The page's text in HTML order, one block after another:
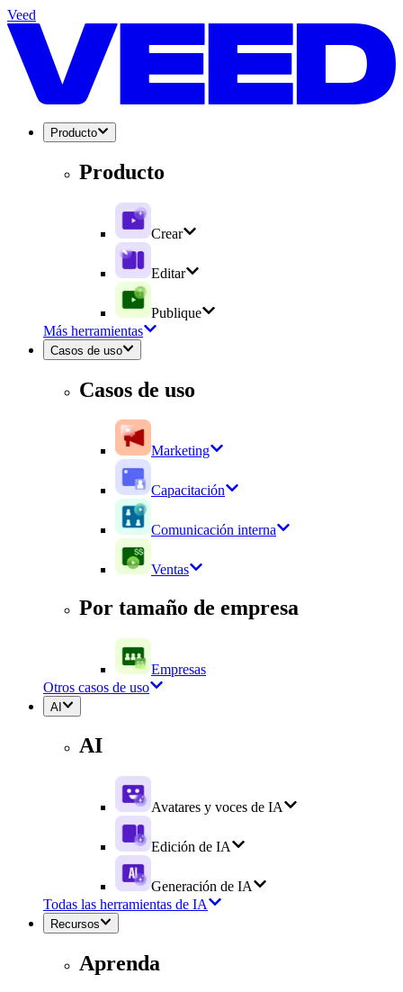
Veed
Producto
Producto
Crear
Editar
Publique
Más herramientas
Casos de uso
Casos de uso
Marketing
Capacitación
Comunicación interna
Ventas
Por tamaño de empresa
Empresas
Otros casos de uso
AI
AI
Avatares y voces de IA
Edición de IA
Generación de IA
Todas las herramientas de IA
Recursos
Aprenda